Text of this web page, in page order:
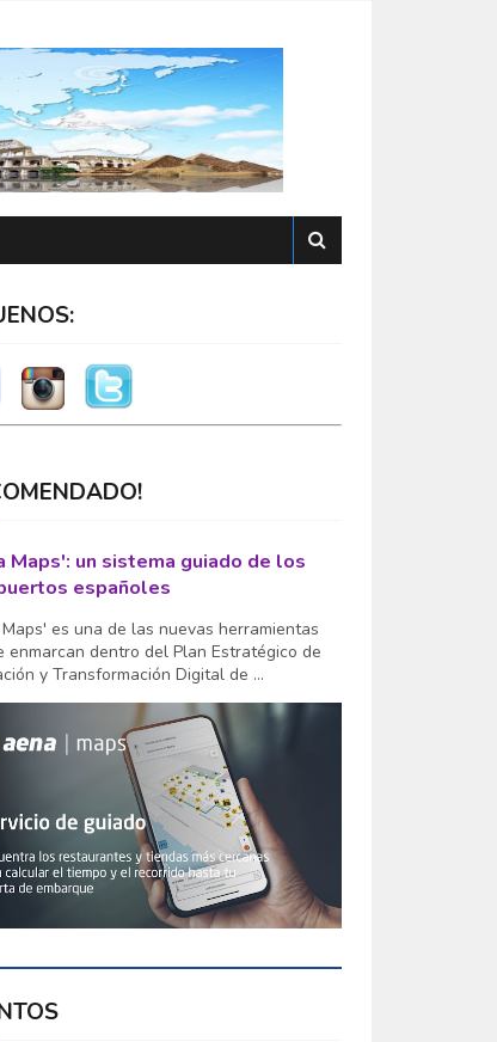
Maps': un sistema guiado de los
españoles
es una de las nuevas herramientas
enmarcan dentro del Plan Estratégico de
y Transformación Digital de ...